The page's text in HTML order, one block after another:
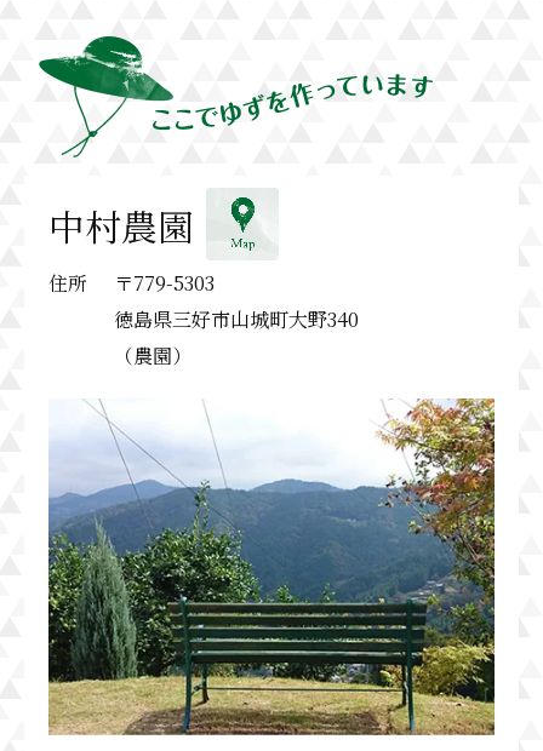
中村農園
住所
〒779-5303
徳島県三好市山城町大野340
（農園）